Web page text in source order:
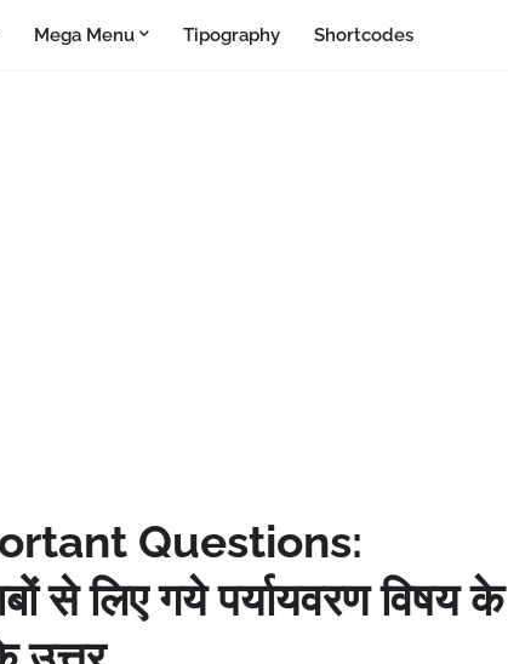
Mega Menu Tipography Shortcodes
Questions:
से लिए गये पर्यायवरण विषय के